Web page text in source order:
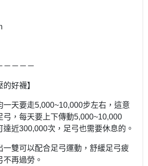
－－－－
的好襪】
一天要走5,000~10,000步左右，這意
弓，每天要上下傳動5,000~10,000
近300,000次，足弓也需要休息的。
一雙可以配合足弓運動，舒緩足弓疲
再過勞。